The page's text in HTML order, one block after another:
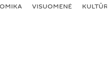
VISUOMENĖ KULTŪRA